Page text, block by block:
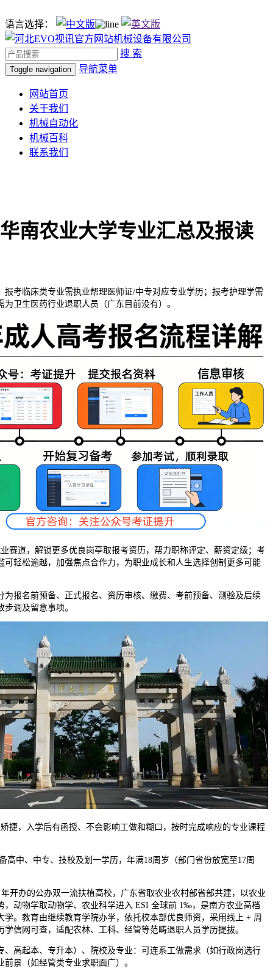
语言选择：
搜 索
Toggle navigation 导航菜单
网站首页
关于我们
机械自动化
机械百科
联系我们
南农业大学专业汇总及报读
临床类专业需执业帮理医师证/中专对应专业学历；报考护理学需
卫生医药行业退职人员（广东目前没有）。
道，解锁更多优良岗亭取报考资历，帮力职称评定、薪资定级；考
可轻松逾越，加强焦点合作力，为职业成长和人生选择创制更多可能
名前预备、正式报名、资历审核、缴费、考前预备、测验及后续
调及留意事项。
，入学后有函授、不会影响工做和糊口，按时完成响应的专业课程
、中专、技校及划一学历，年满18周岁（部门省份放宽至17周
办的公办双一流扶植高校，广东省取农业农村部省部共建，以农业
，动物学取动物学、农业科学进入 ESI 全球前 1‰，是南方农业高档
学。教育由继续教育学院办学，依托校本部优良师资，采用线上 + 周
信网可查，适配农林、工科、经管等范畴退职人员学历提拔。
起本、专升本）、院校及专业：可连系工做需求（如行政岗选行
景（如经管类专业求职面广）。